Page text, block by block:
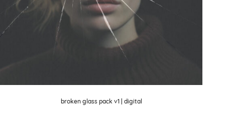
broken glass pack v1 | digital